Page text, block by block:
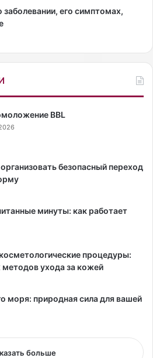
заболевании, его симптомах,
BBL
безопасный переход
минуты: как работает
процедуры:
ухода за кожей
моря: природная сила для вашей
больше